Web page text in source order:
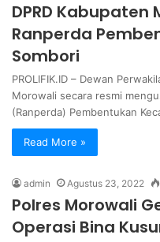
DPRD Kabupaten
Ranperda
Sombori
PROLIFIK.ID – Dewan
Morowali secara resmi
(Ranperda) Pembentukan
Read More »
admin Agustus 23, 2022
Polres Morowali
Operasi Bina